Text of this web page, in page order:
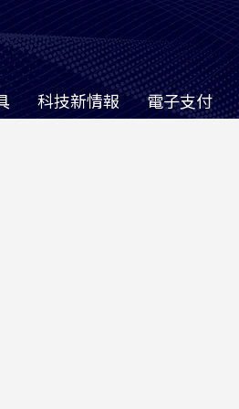
科技新情報 電子支付